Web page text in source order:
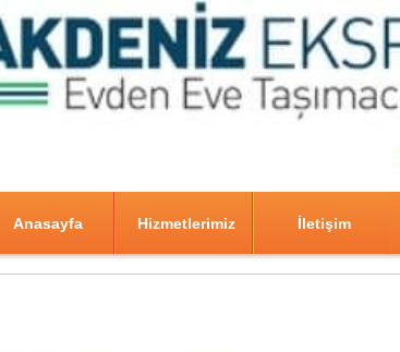
Anasayfa Hizmetlerimiz İletişim